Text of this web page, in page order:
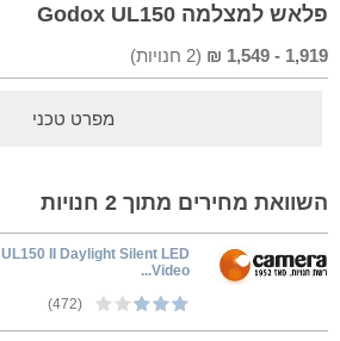
פלאש למצלמה Godox UL150
1,919
-
1,549
₪
(
2 חנויות)
מפרט טכני
השוואת מחירים מתוך 2 חנויות
II Daylight Silent LED
Video...
(472)